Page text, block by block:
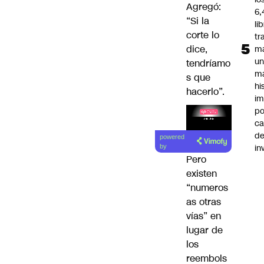
Agregó:
“Si la
corte lo
dice,
tendríamo
s que
hacerlo”.
Lea el
artículo
powered
by
Pero
existen
“numeros
as otras
vías” en
lugar de
los
reembols
un
de